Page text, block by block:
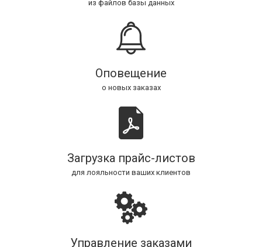
из файлов базы данных
Оповещение
о новых заказах
Загрузка прайс-листов
для лояльности ваших клиентов
Управление заказами